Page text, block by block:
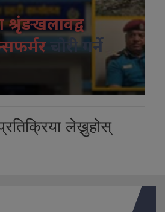
श्रृंङखलावद्व
चोरी गर्ने
लेख्नुहोस्